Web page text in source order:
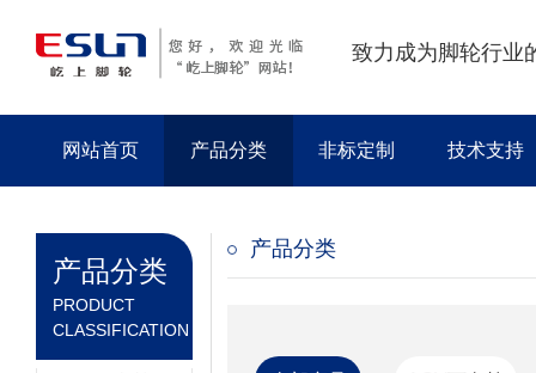
致力成为脚轮行业
网站首页 产品分类 非标定制 技术支持
产品分类
PRODUCT
CLASSIFICATION
产品分类